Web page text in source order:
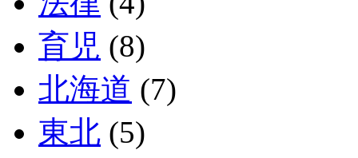
育児 (8)
北海道 (7)
東北 (5)